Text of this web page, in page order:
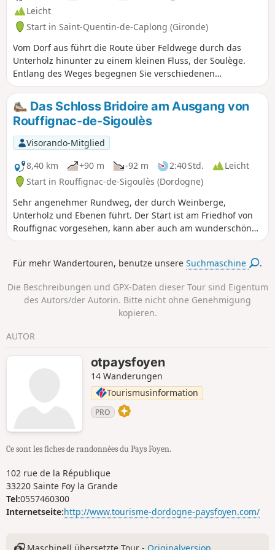
Leicht
Start in Saint-Quentin-de-Caplong (Gironde)
Vom Dorf aus führt die Route über Feldwege durch das
Unterholz hinunter zu einem kleinen Fluss, der Soulège.
Entlang des Weges begegnen Sie verschiedenen
Sehenswürdigkeiten: Waschhaus, Steinbrücke, Wind- oder
Wassermühlen usw. Der weitere Verlauf der Route wechselt
zwischen Weinbergen und Wald, mit Ausblicken auf die
umliegenden Dörfer.
Das Schloss Bridoire am Ausgang von
Rouffignac-de-Sigoulès
Visorando-Mitglied
8,40 km
+90 m -92 m 2:40 Std.
Leicht
Start in Rouffignac-de-Sigoulès (Dordogne)
Sehr angenehmer Rundweg, der durch Weinberge,
Unterholz und Ebenen führt. Der Start ist am Friedhof von
Rouffignac vorgesehen, kann aber auch am wunderschönen
Schloss Bridoire (15. und 16. Jahrhundert – Besichtigung –
Gardonnette ist etwas schwierig.
Für mehr Wandertouren, benutze unsereSuchmaschine .
Die Beschreibungen und GPX-Daten dieser Tour sind Eigentum
des Autors/der Autorin. Bitte nicht ohne Genehmigung
kopieren.
AUTOR
otpaysfoyen
14 Wanderungen
Tourismusinformation
PRO
Ce sont les fiches de randonnées du Pays Foyen.
102 rue de la République
33220 Sainte Foy la Grande
Tel:0557460300
Internetseite:http://www.tourisme-dordogne-paysfoyen.com/